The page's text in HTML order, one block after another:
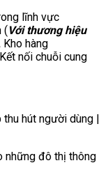
lĩnh vực
(Với thương hiệu
Kho hàng
nối chuỗi cung
những đô thị thông